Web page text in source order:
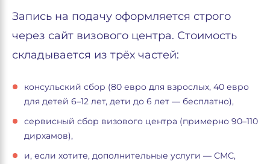
Запись на подачу оформляется строго
через сайт визового центра. Стоимость
складывается из трёх частей:
консульский сбор (80 евро для взрослых, 40 евро
для детей 6–12 лет, дети до 6 лет — бесплатно),
сервисный сбор визового центра (примерно 90–110
дирхамов),
и, если хотите, дополнительные услуги — СМС,